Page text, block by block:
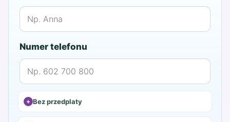
Numer telefonu
Bez przedplaty